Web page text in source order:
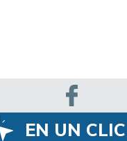
EN UN CLIC